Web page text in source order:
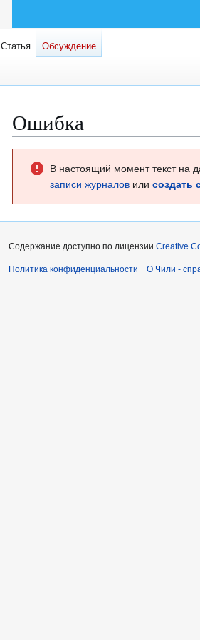
Ошибка
навигации
В настоящий момент текст на
записи журналов или создать
Статья Обсуждение
Содержание доступно по лицензии Creative
Политика конфиденциальности О Чили -